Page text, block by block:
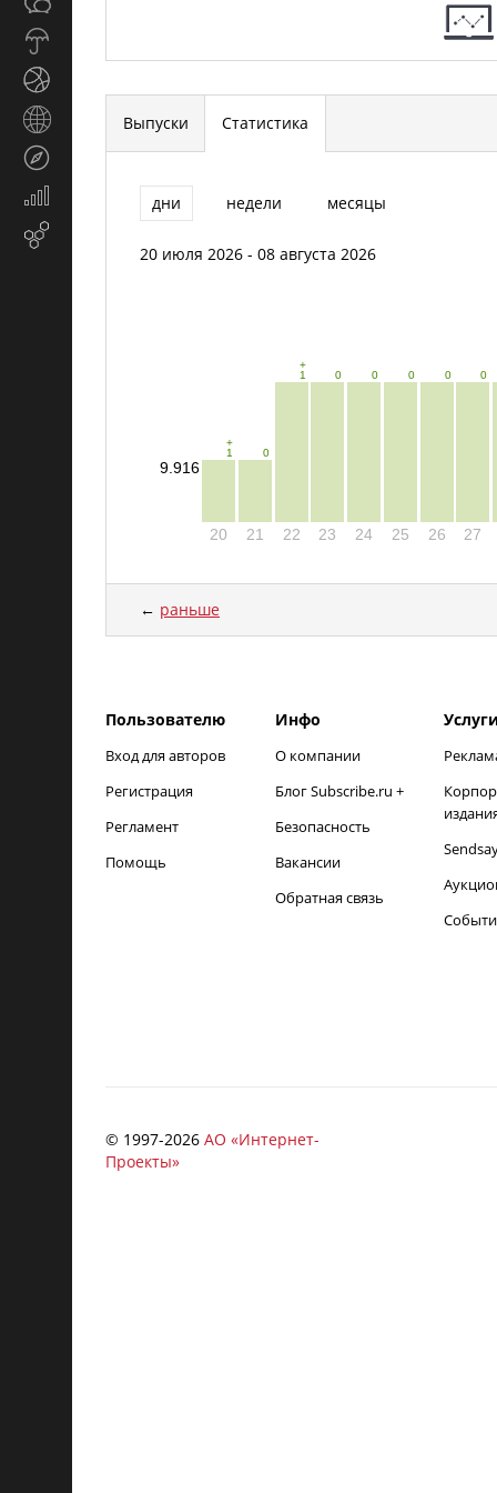
погоды
Страны
Туризм
Экономика
маркетинг
Выпуски Статистика
дни недели месяцы
20 июля 2026 - 08 августа 2026
9.916
+
1
20
0
21
+
1
22
0
23
0
24
0
25
0
26
0
27
← раньше
Пользователю
Вход для авторов
Регистрация
Регламент
Помощь
Инфо
О компании
Блог Subscribe.ru +
Безопасность
Вакансии
Обратная связь
© 1997-2026 АО «Интернет-
Проекты»